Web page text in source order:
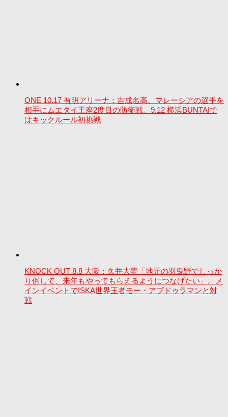
ONE 10.17 有明アリーナ：吉成名高、マレーシアの選手を
相手にムエタイ王座2度目の防衛戦。9.12 横浜BUNTAIで
はキックルール初挑戦
KNOCK OUT 8.8 大阪：久井大夢「地元の羽曳野でしっか
り倒して、来年もやってもらえるようにつなげたい」。メ
インイベントでISKA世界王者モー・アブドゥラマンと対
戦